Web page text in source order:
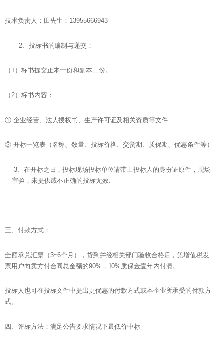
技术负责人：田先生：13955666943
2、投标书的编制与递交：
（1）标书提交正本一份和副本二份。
（2）标书内容：
① 企业经营、法人授权书、生产许可证及相关资质等文件
② 开标一览表（名称、数量、投标价格、交货期、质保期、优惠条件等）
3、在开标之日，投标现场投标单位请带上投标人的身份证原件，现场
审验，未提供或不正确的投标无效.
三、付款方式：
全额承兑汇票（3~6个月），货到并经相关部门验收合格后，凭增值税发
票用户向卖方付合同总金额的90%，10%质保金壹年内付清。
投标人也可在投标文件中提出更优惠的付款方式或本企业所承受的付款方
式。
四、评标方法：满足公告要求情况下最低价中标